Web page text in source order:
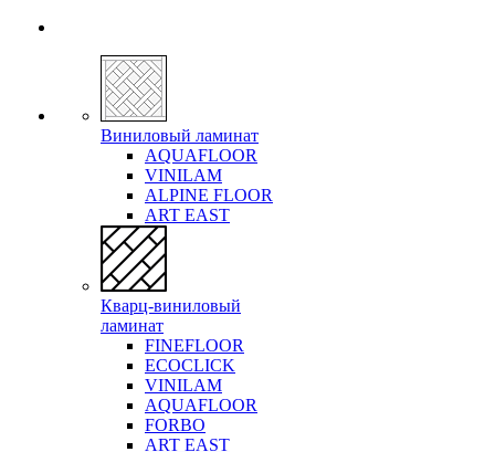
Виниловый ламинат
AQUAFLOOR
VINILAM
ALPINE FLOOR
ART EAST
Кварц-виниловый
ламинат
FINEFLOOR
ECOCLICK
VINILAM
AQUAFLOOR
FORBO
ART EAST